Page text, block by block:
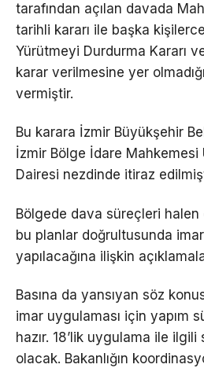
tarafından açılan davada
tarihli kararı ile başka
Yürütmeyi Durdurma Kararı
karar verilmesine yer
vermiştir.
Bu karara İzmir Büyükşehir
İzmir Bölge İdare
Dairesi nezdinde itiraz
Bölgede dava süreçleri
bu planlar doğrultusunda
yapılacağına ilişkin
Basına da yansıyan söz
imar uygulaması için yapım
hazır. 18’lik uygulama ile
olacak. Bakanlığın